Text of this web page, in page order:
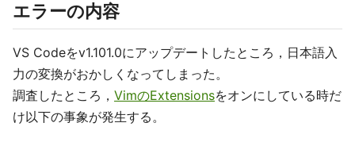
エラーの内容
VS Codeをv1.101.0にアップデートしたところ，日本語入
力の変換がおかしくなってしまった。
調査したところ， VimのExtensionsをオンにしている時だ
け以下の事象が発生する。